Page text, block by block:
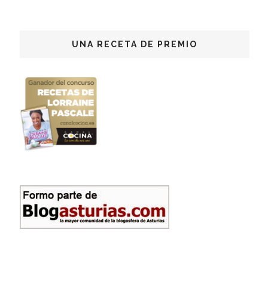
UNA RECETA DE PREMIO